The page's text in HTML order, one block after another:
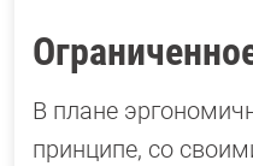
В плане
принципе, со